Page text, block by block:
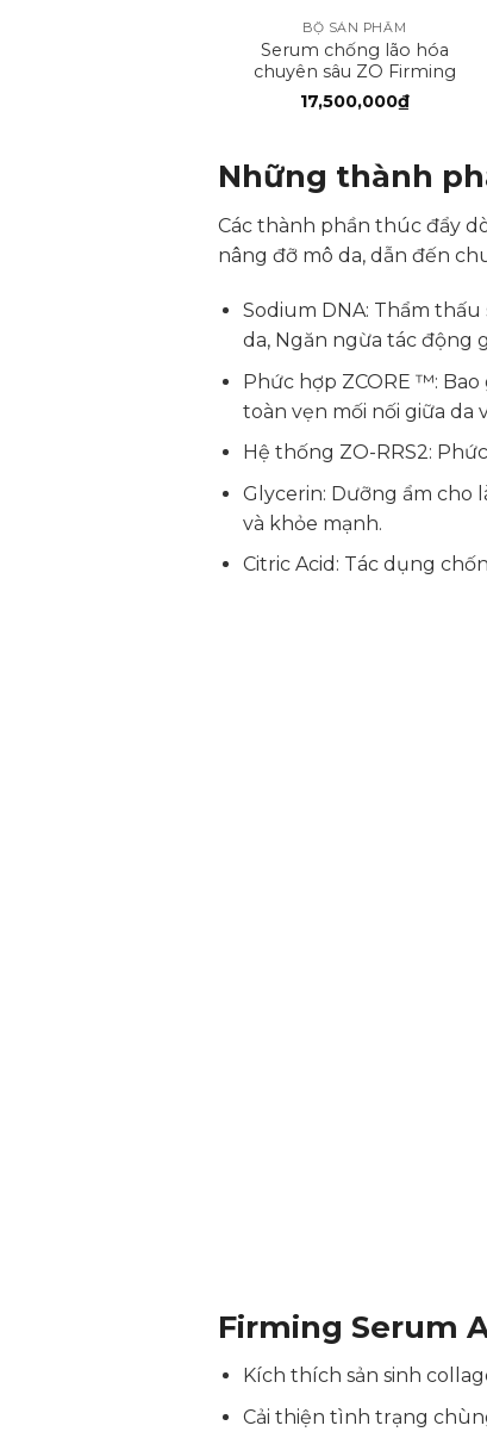
BỘ SẢN PHẨM
Serum chống lão hóa
chuyên sâu ZO Firming
Serum Accelerated
17,500,000₫
Những thành
Các thành phần thúc đẩy
nâng đỡ mô da, dẫn đến
Sodium DNA: Thẩm thấu
da, Ngăn ngừa tác động
Phức hợp ZCORE ™:
toàn vẹn mối nối giữa da
Hệ thống ZO-RRS2:
Glycerin: Dưỡng ẩm cho
và khỏe mạnh.
Citric Acid: Tác dụng
Firming Serum
Kích thích sản sinh
Cải thiện tình trạng